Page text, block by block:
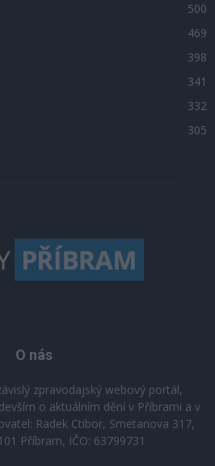
500
469
398
341
332
305
O nás
zpravodajský webový portál,
o aktuálním dění v Příbrami a v
Radek Ctibor, Smetanova 317,
Příbram, IČO: 63799731